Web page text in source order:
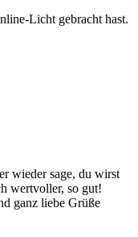
Licht gebracht hast.
wieder sage, du wirst
wertvoller, so gut!
ganz liebe Grüße